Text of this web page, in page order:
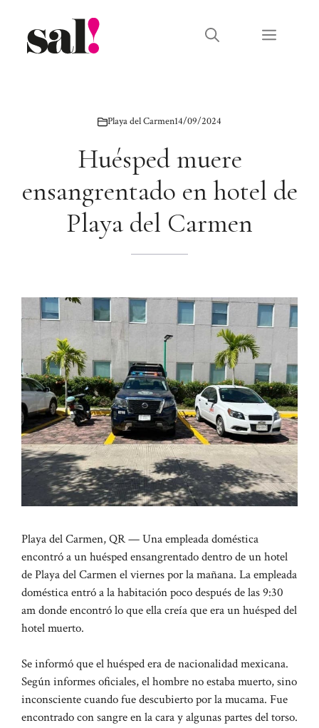
contenido
Menú
Playa del Carmen14/09/2024
Huésped muere
ensangrentado en hotel de
Playa del Carmen
Playa del Carmen, QR — Una empleada doméstica
encontró a un huésped ensangrentado dentro de un hotel
de Playa del Carmen el viernes por la mañana. La empleada
doméstica entró a la habitación poco después de las 9:30
am donde encontró lo que ella creía que era un huésped del
hotel muerto.
Se informó que el huésped era de nacionalidad mexicana.
Según informes oficiales, el hombre no estaba muerto, sino
inconsciente cuando fue descubierto por la mucama. Fue
encontrado con sangre en la cara y algunas partes del torso.